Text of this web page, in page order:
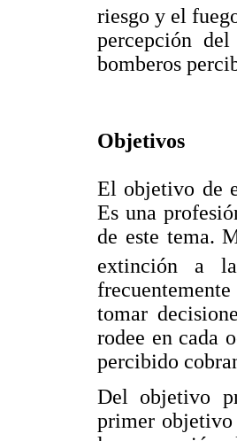
riesgo y el
percepción
bomberos
Objetivos
El objetivo de
Es una
de este tema.
extinción a
tomar
rodee en cada
percibido
Del objetivo
primer objetivo